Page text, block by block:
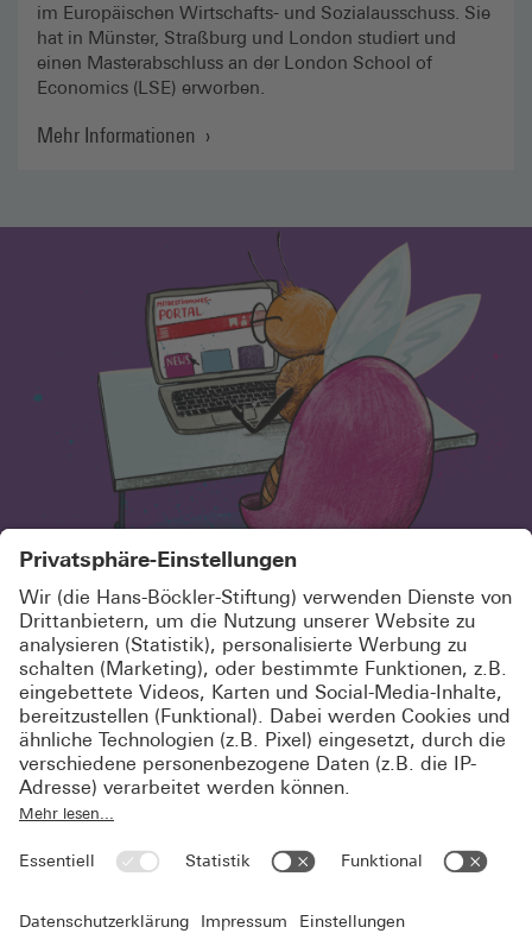
im Europäischen Wirtschafts- und Sozialausschuss. Sie
hat in Münster, Straßburg und London studiert und
einen Masterabschluss an der London School of
Economics (LSE) erworben.
Mehr Informationen
SCHÖN, DASS DU HIER BIST!
MELDE DICH KOSTENLOS AN UND
ABONNIERE UNSEREN
NEWSLETTER